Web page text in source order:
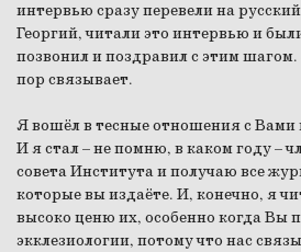
интервью сразу перевели на
Георгий, читали это интервью и
позвонил и поздравил с этим шагом.
пор связывает.
Я вошёл в тесные отношения с
И я стал – не помню, в каком году –
совета Института и получаю все
которые вы издаёте. И, конечно, я
высоко ценю их, особенно когда Вы
экклезиологии, потому что нас